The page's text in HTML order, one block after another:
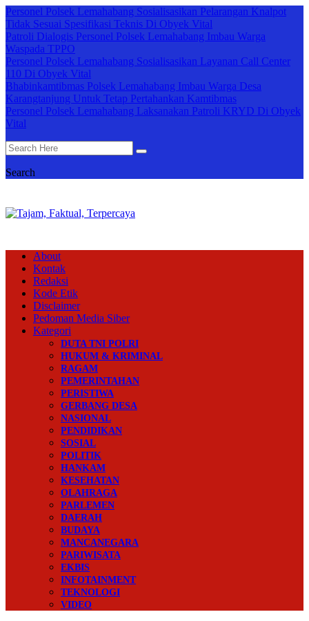
Personel Polsek Lemahabang Sosialisasikan Pelarangan Knalpot
Tidak Sesuai Spesifikasi Teknis Di Obyek Vital
Patroli Dialogis Personel Polsek Lemahabang Imbau Warga
Waspada TPPO
Personel Polsek Lemahabang Sosialisasikan Layanan Call Center
110 Di Obyek Vital
Bhabinkamtibmas Polsek Lemahabang Imbau Warga Desa
Karangtanjung Untuk Tetap Pertahankan Kamtibmas
Personel Polsek Lemahabang Laksanakan Patroli KRYD Di Obyek
Vital
Search
About
Kontak
Redaksi
Kode Etik
Disclaimer
Pedoman Media Siber
Kategori
DUTA TNI POLRI
HUKUM & KRIMINAL
RAGAM
PEMERINTAHAN
PERISTIWA
GERBANG DESA
NASIONAL
PENDIDIKAN
SOSIAL
POLITIK
HANKAM
KESEHATAN
OLAHRAGA
PARLEMEN
DAERAH
BUDAYA
MANCANEGARA
PARIWISATA
EKBIS
INFOTAINMENT
TEKNOLOGI
VIDEO